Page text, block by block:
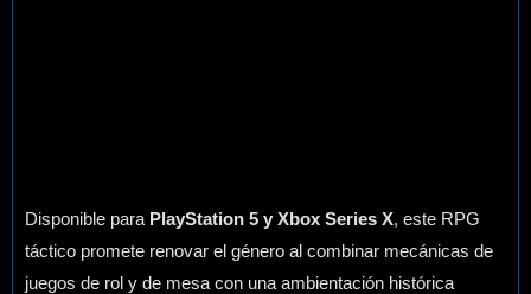
Disponible para PlayStation 5 y Xbox Series X, este RPG
táctico promete renovar el género al combinar mecánicas de
juegos de rol y de mesa con una ambientación histórica